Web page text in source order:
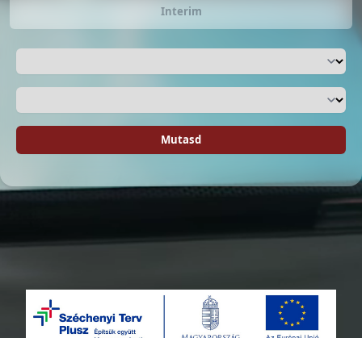
Interim
Mutasd